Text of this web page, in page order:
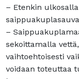
– Etenkin
–
sekoittamalla
vaihtoehtoisesti
voidaan toteuttaa